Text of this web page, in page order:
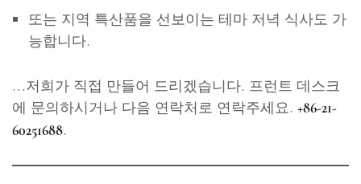
또는 지역 특산품을 선보이는 테마 저녁 식사도 가
능합니다.
…저희가 직접 만들어 드리겠습니다. 프런트 데스크
에 문의하시거나 다음 연락처로 연락주세요. +86-21-
60251688.